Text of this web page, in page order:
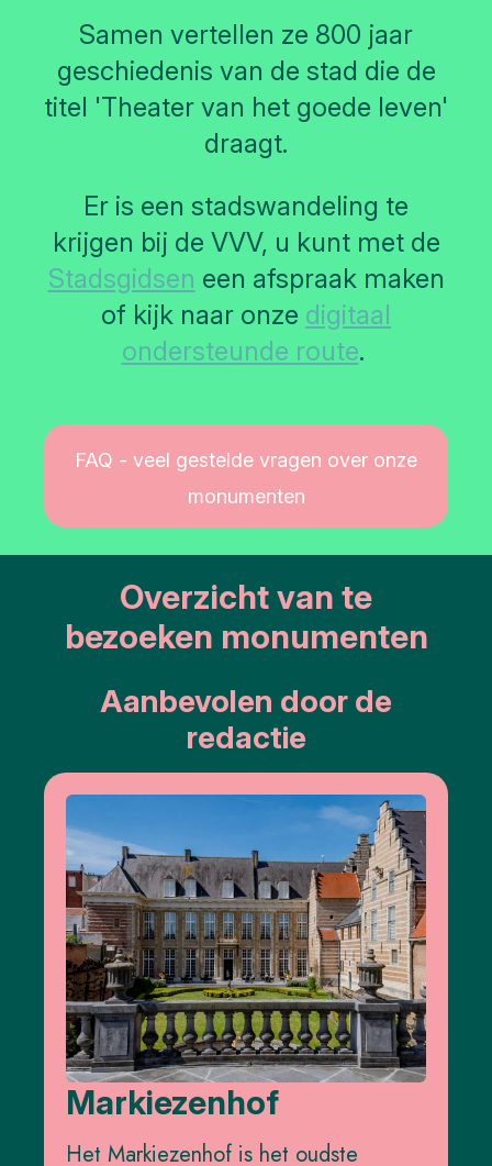
Samen vertellen ze 800 jaar
geschiedenis van de stad die de
titel 'Theater van het goede leven'
draagt.
Er is een stadswandeling te
krijgen bij de VVV, u kunt met de
Stadsgidsen een afspraak maken
of kijk naar onze digitaal
ondersteunde route.
FAQ - veel gestelde vragen over onze
monumenten
Overzicht van te
bezoeken monumenten
Aanbevolen door de
redactie
Markiezenhof
Het Markiezenhof is het oudste